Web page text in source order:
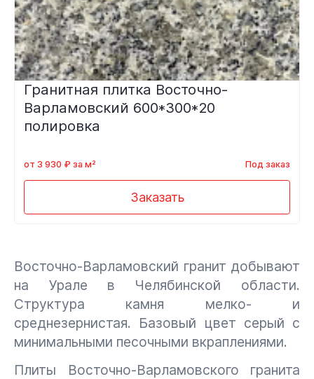
Гранитная плитка Восточно-
Варламовский 600*300*20
полировка
от 3 930 ₽ за м² Под заказ
Заказать
Восточно-Варламовский гранит добывают
на Урале в Челябинской области.
Структура камня мелко- и
среднезернистая. Базовый цвет серый с
минимальными песочными вкраплениями.
Плиты Восточно-Варламовского гранита